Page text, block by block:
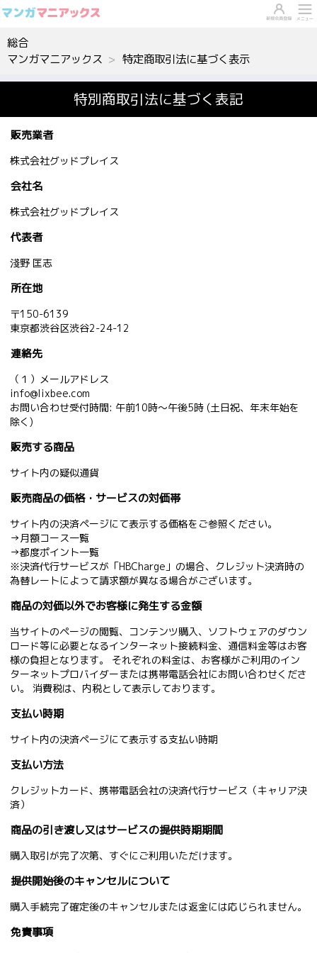
総合
マンガマニアックス
特定商取引法に基づく表示
特別商取引法に基づく表記
販売業者
株式会社グッドプレイス
会社名
株式会社グッドプレイス
代表者
淺野 匡志
所在地
〒150-6139
東京都渋谷区渋谷2-24-12
連絡先
（１）メールアドレス
info@lixbee.com
お問い合わせ受付時間: 午前10時〜午後5時 (土日祝、年末年始を
除く)
販売する商品
サイト内の疑似通貨
販売商品の価格・サービスの対価帯
サイト内の決済ページにて表示する価格をご参照ください。
→月額コース一覧
→都度ポイント一覧
※決済代行サービスが「HBCharge」の場合、クレジット決済時の
為替レートによって請求額が異なる場合がございます。
商品の対価以外でお客様に発生する金額
当サイトのページの閲覧、コンテンツ購入、ソフトウェアのダウン
ロード等に必要となるインターネット接続料金、通信料金等はお客
様の負担となります。 それぞれの料金は、お客様がご利用のイン
ターネットプロバイダーまたは携帯電話会社にお問い合わせくださ
い。 消費税は、内税として表示しております。
支払い時期
サイト内の決済ページにて表示する支払い時期
支払い方法
クレジットカード、携帯電話会社の決済代行サービス（キャリア決
済）
商品の引き渡し又はサービスの提供時期期間
購入取引が完了次第、すぐにご利用いただけます。
提供開始後のキャンセルについて
購入手続完了確定後のキャンセルまたは返金には応じられません。
免責事項